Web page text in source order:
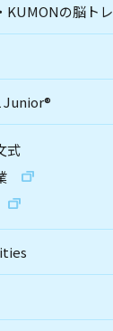
KUMONの脳トレ
Junior®
式